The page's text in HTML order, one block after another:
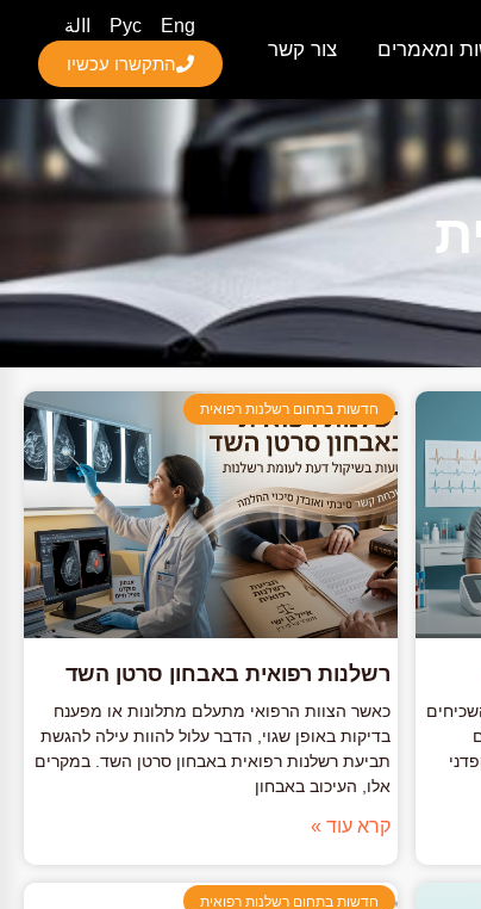
ומאמרים צור קשר
Eng
Рус
االة
התקשרו עכשיו
חדשות בתחום רשלנות רפואית
רשלנות רפואית באבחון סרטן השד
כאשר הצוות הרפואי מתעלם מתלונות או מפענח
בדיקות באופן שגוי, הדבר עלול להוות עילה להגשת
תביעת רשלנות רפואית באבחון סרטן השד. במקרים
אלו, העיכוב באבחון
קרא עוד »
חדשות בתחום רשלנות רפואית